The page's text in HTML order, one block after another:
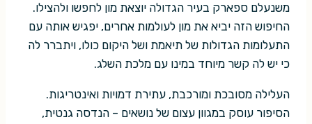
משנעלם ספארק בעיר הגדולה יוצאת מון לחפשו ולהצילו.
החיפוש הזה יביא את מון לעולמות אחרים, יפגיש אותה עם
התעלומות הגדולות של תיאמת ושל היקום כולו, ויתברר לה
כי יש לה קשר מיוחד במינו עם מלכת השלג.
העלילה מסובכת ומורכבת, עתירת דמויות ואינטריגות.
הסיפור עוסק במגוון עצום של נושאים – הנדסה גנטית,